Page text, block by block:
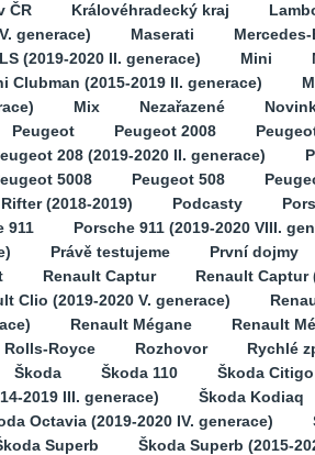
ČR Královéhradecký kraj
generace) Maserati
(2019-2020 II. generace)
Mini
Clubman (2015-2019 II. generace)
Mix Nezařazené
Peugeot Peugeot 2008
208 (2019-2020 II. generace)
5008 Peugeot 508
(2018-2019) Podcasty
911 Porsche 911 (2019-2020 VIII.
Právě testujeme První dojmy
Renault Captur Renault Captur
Clio (2019-2020 V. generace)
Renault Mégane
Renault
Rolls-Royce Rozhovor Rychlé
Škoda Škoda 110 Škoda Citigo
2019 III. generace) Škoda Kodiaq
Octavia (2019-2020 IV. generace)
Superb Škoda Superb (2015-